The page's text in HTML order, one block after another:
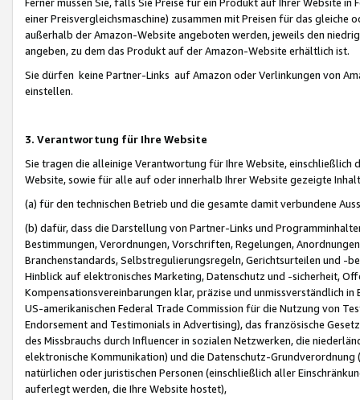
einer Preisvergleichsmaschine) zusammen mit Preisen für das
außerhalb der Amazon-Website angeboten werden, jeweils den
angeben, zu dem das Produkt auf der Amazon-Website erhältlich ist.
Sie dürfen keine Partner-Links auf Amazon oder Verlinkungen von
einstellen.
3. Verantwortung für Ihre Website
Sie tragen die alleinige Verantwortung für Ihre Website,
Website, sowie für alle auf oder innerhalb Ihrer Website gezeigte
(a) für den technischen Betrieb und die gesamte damit verbundene
(b) dafür, dass die Darstellung von Partner-Links und
Bestimmungen, Verordnungen, Vorschriften, Regelungen,
Branchenstandards, Selbstregulierungsregeln, Gerichtsurteilen und -
Hinblick auf elektronisches Marketing, Datenschutz und -sicherheit,
Kompensationsvereinbarungen klar, präzise und unmissverständlich
US-amerikanischen Federal Trade Commission für die Nutzung von
Endorsement and Testimonials in Advertising), das französische
des Missbrauchs durch Influencer in sozialen Netzwerken, die
elektronische Kommunikation) und die Datenschutz-
natürlichen oder juristischen Personen (einschließlich aller
auferlegt werden, die Ihre Website hostet),